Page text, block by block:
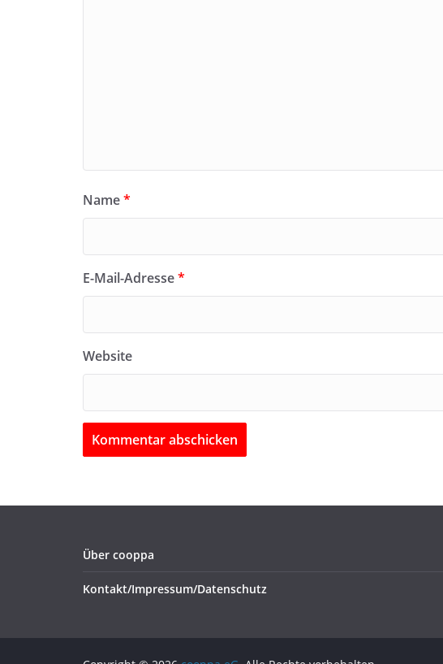
Name*
E-Mail-Adresse*
Website
Über cooppa
Kontakt/Impressum/Datenschutz